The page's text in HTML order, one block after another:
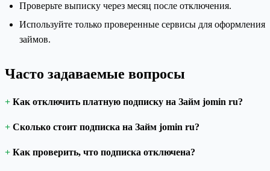
Проверьте выписку через месяц после отключения.
Используйте только проверенные сервисы для оформления
займов.
Часто задаваемые вопросы
Как отключить платную подписку на Займ jomin ru?
Сколько стоит подписка на Займ jomin ru?
Как проверить, что подписка отключена?